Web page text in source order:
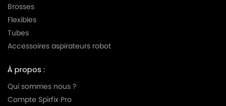
Brosses
Flexibles
Tubes
Accessoires aspirateurs robot
À propos :
Qui sommes nous ?
Compte Spirfix Pro